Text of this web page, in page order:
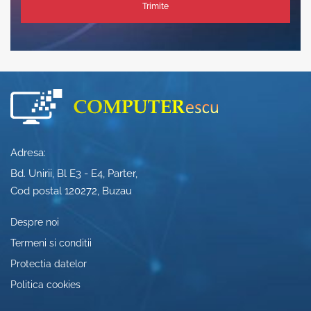
Trimite
Adresa:
Bd. Unirii, Bl E3 - E4, Parter,
Cod postal 120272, Buzau
Despre noi
Termeni si conditii
Protectia datelor
Politica cookies